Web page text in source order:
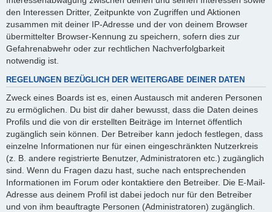
den Interessen Dritter, Zeitpunkte von Zugriffen und Aktionen
zusammen mit deiner IP-Adresse und der von deinem Browser
übermittelter Browser-Kennung zu speichern, sofern dies zur
Gefahrenabwehr oder zur rechtlichen Nachverfolgbarkeit
notwendig ist.
REGELUNGEN BEZÜGLICH DER WEITERGABE DEINER DATEN
Zweck eines Boards ist es, einen Austausch mit anderen Personen
zu ermöglichen. Du bist dir daher bewusst, dass die Daten deines
Profils und die von dir erstellten Beiträge im Internet öffentlich
zugänglich sein können. Der Betreiber kann jedoch festlegen, dass
einzelne Informationen nur für einen eingeschränkten Nutzerkreis
(z. B. andere registrierte Benutzer, Administratoren etc.) zugänglich
sind. Wenn du Fragen dazu hast, suche nach entsprechenden
Informationen im Forum oder kontaktiere den Betreiber. Die E-Mail-
Adresse aus deinem Profil ist dabei jedoch nur für den Betreiber
und von ihm beauftragte Personen (Administratoren) zugänglich.